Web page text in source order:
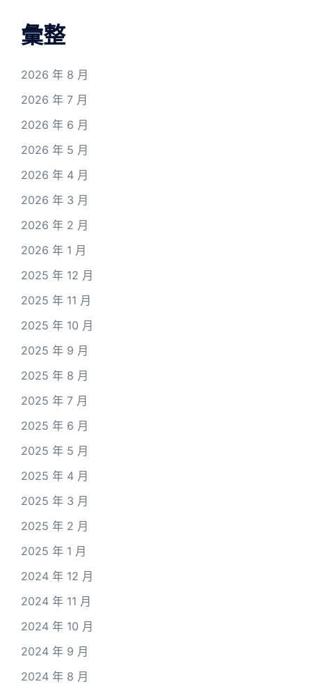
彙整
2026 年 8 月
2026 年 7 月
2026 年 6 月
2026 年 5 月
2026 年 4 月
2026 年 3 月
2026 年 2 月
2026 年 1 月
2025 年 12 月
2025 年 11 月
2025 年 10 月
2025 年 9 月
2025 年 8 月
2025 年 7 月
2025 年 6 月
2025 年 5 月
2025 年 4 月
2025 年 3 月
2025 年 2 月
2025 年 1 月
2024 年 12 月
2024 年 11 月
2024 年 10 月
2024 年 9 月
2024 年 8 月